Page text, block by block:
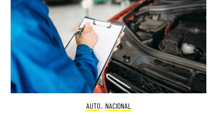
AUTO, NACIONAL